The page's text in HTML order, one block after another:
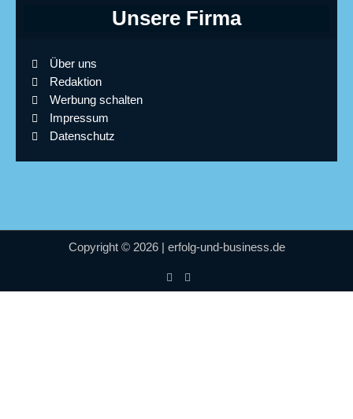
Unsere Firma
Über uns
Redaktion
Werbung schalten
Impressum
Datenschutz
Copyright © 2026 | erfolg-und-business.de